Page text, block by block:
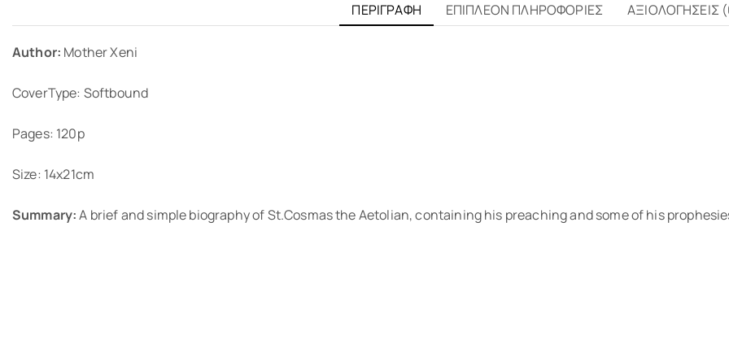
ΠΕΡΙΓΡΑΦΉ ΕΠΙΠΛΈΟΝ ΠΛΗΡΟΦΟΡΊΕΣ ΑΞΙΟΛΟΓΉΣΕΙΣ
Author: Mother Xeni
CoverType: Softbound
Pages: 120p
Size: 14x21cm
Summary:A brief and simple biography of St.Cosmas the Aetolian, containing his preaching and some of his